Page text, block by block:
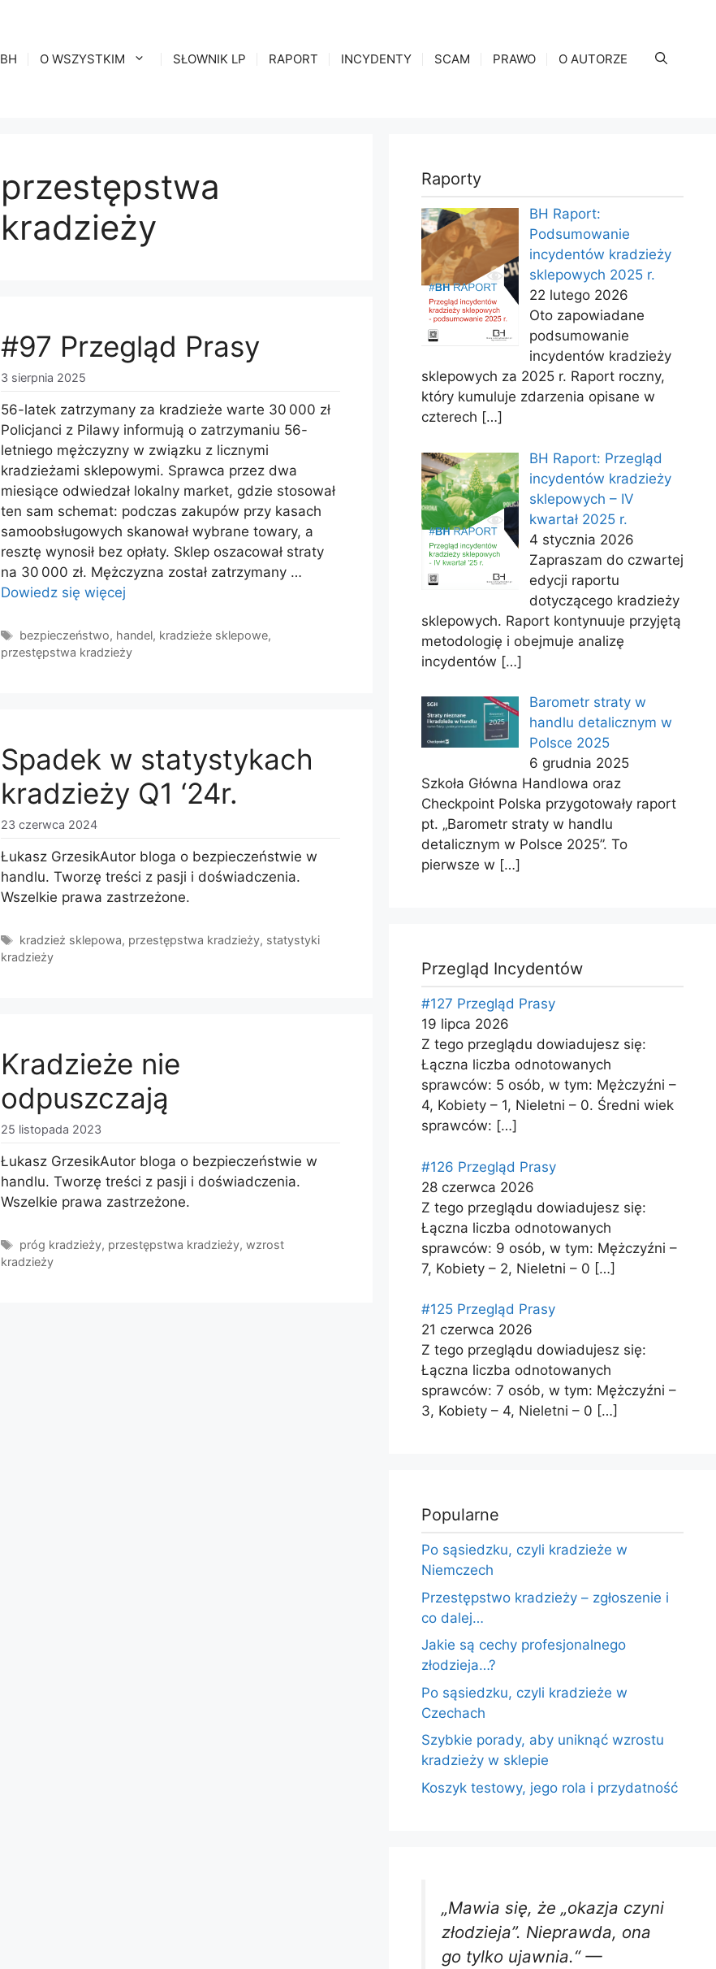
BH O WSZYSTKIM SŁOWNIK LP RAPORT INCYDENTY SCAM PRAWO O AUTORZE
przestępstwa
kradzieży
#97 Przegląd Prasy
3 sierpnia 2025
56-latek zatrzymany za kradzieże warte 30 000 zł
Policjanci z Pilawy informują o zatrzymaniu 56-
letniego mężczyzny w związku z licznymi
kradzieżami sklepowymi. Sprawca przez dwa
miesiące odwiedzał lokalny market, gdzie stosował
ten sam schemat: podczas zakupów przy kasach
samoobsługowych skanował wybrane towary, a
resztę wynosił bez opłaty. Sklep oszacował straty
na 30 000 zł. Mężczyzna został zatrzymany …
Dowiedz się więcej
Tagi
bezpieczeństwo, handel, kradzieże sklepowe,
przestępstwa kradzieży
Spadek w statystykach
kradzieży Q1 ‘24r.
23 czerwca 2024
Łukasz GrzesikAutor bloga o bezpieczeństwie w
handlu. Tworzę treści z pasji i doświadczenia.
Wszelkie prawa zastrzeżone.
Tagi
kradzież sklepowa, przestępstwa kradzieży, statystyki
kradzieży
Kradzieże nie
odpuszczają
25 listopada 2023
Łukasz GrzesikAutor bloga o bezpieczeństwie w
handlu. Tworzę treści z pasji i doświadczenia.
Wszelkie prawa zastrzeżone.
Tagi
próg kradzieży, przestępstwa kradzieży,wzrost
kradzieży
Raporty
BH Raport:
Podsumowanie
incydentów kradzieży
sklepowych 2025 r.
22 lutego 2026
Oto zapowiadane
podsumowanie
incydentów kradzieży
sklepowych za 2025 r. Raport roczny,
który kumuluje zdarzenia opisane w
czterech […]
BH Raport: Przegląd
incydentów kradzieży
sklepowych – IV
kwartał 2025 r.
4 stycznia 2026
Zapraszam do czwartej
edycji raportu
dotyczącego kradzieży
sklepowych. Raport kontynuuje przyjętą
metodologię i obejmuje analizę
incydentów […]
Barometr straty w
handlu detalicznym w
Polsce 2025
6 grudnia 2025
Szkoła Główna Handlowa oraz
Checkpoint Polska przygotowały raport
pt. „Barometr straty w handlu
detalicznym w Polsce 2025”. To
pierwsze w […]
Przegląd Incydentów
#127 Przegląd Prasy
19 lipca 2026
Z tego przeglądu dowiadujesz się:
Łączna liczba odnotowanych
sprawców: 5 osób, w tym: Mężczyźni –
4, Kobiety – 1, Nieletni – 0. Średni wiek
sprawców: […]
#126 Przegląd Prasy
28 czerwca 2026
Z tego przeglądu dowiadujesz się:
Łączna liczba odnotowanych
sprawców: 9 osób, w tym: Mężczyźni –
7, Kobiety – 2, Nieletni – 0 […]
#125 Przegląd Prasy
21 czerwca 2026
Z tego przeglądu dowiadujesz się:
Łączna liczba odnotowanych
sprawców: 7 osób, w tym: Mężczyźni –
3, Kobiety – 4, Nieletni – 0 […]
Popularne
Po sąsiedzku, czyli kradzieże w
Niemczech
Przestępstwo kradzieży – zgłoszenie i
co dalej…
Jakie są cechy profesjonalnego
złodzieja…?
Po sąsiedzku, czyli kradzieże w
Czechach
Szybkie porady, aby uniknąć wzrostu
kradzieży w sklepie
Koszyk testowy, jego rola i przydatność
„Mawia się, że „okazja czyni
złodzieja”. Nieprawda, ona
go tylko ujawnia.“ —